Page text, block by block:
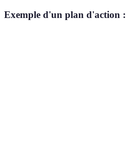
Exemple d'un plan d'action :